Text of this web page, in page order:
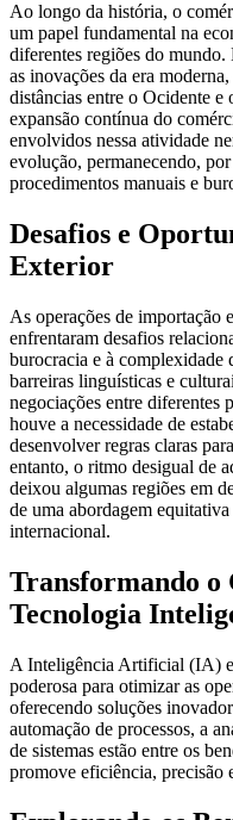
Ao longo da história, o
um papel fundamental na
diferentes regiões do mundo.
as inovações da era
distâncias entre o Ocidente e
expansão contínua do
envolvidos nessa atividade
evolução, permanecendo,
procedimentos manuais e
Desafios e
Exterior
As operações de importação
enfrentaram desafios
burocracia e à complexidade
barreiras linguísticas e
negociações entre diferentes
houve a necessidade de
desenvolver regras claras
entanto, o ritmo desigual de
deixou algumas regiões em
de uma abordagem
internacional.
Transformando
Tecnologia
A Inteligência Artificial (IA)
poderosa para otimizar as
oferecendo soluções
automação de processos, a
de sistemas estão entre os
promove eficiência, precisão